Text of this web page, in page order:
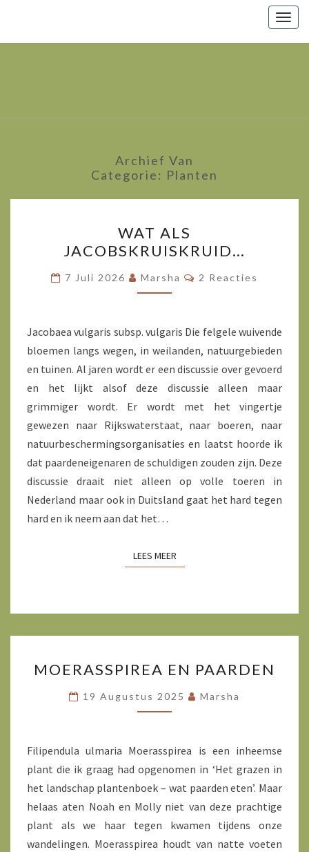
Archief Van
Categorie: Planten
ALS
JACOBSKRUISKRUID…
WAT ALS
JACOBSKRUISKRUID…
7 Juli 2026 Marsha Reacties
2 Reacties
Jacobaea vulgaris subsp. vulgaris Die felgele wuivende
bloemen langs wegen, in weilanden, natuurgebieden
en tuinen. Al jaren wordt er een discussie over gevoerd
en het lijkt alsof deze discussie alleen maar
grimmiger wordt. Er wordt met het vingertje
gewezen naar Rijkswaterstaat, naar boeren, naar
natuurbeschermingsorganisaties en laatst hoorde ik
dat paardeneigenaren de schuldigen zouden zijn. Deze
discussie draait niet alleen op volle toeren in
Nederland maar ook in Duitsland gaat het hard tegen
hard en ik neem aan dat het…
LEES MEERLEES MEER
EN
PAARDEN
MOERASSPIREA EN PAARDEN
19 Augustus 2025 Marsha
Filipendula ulmaria Moerasspirea is een inheemse
plant die ik graag had opgenomen in ‘Het grazen in
het landschap plantenboek – wat paarden eten’. Maar
helaas aten Noah en Molly niet van deze prachtige
plant als we haar tegen kwamen tijdens onze
wandelingen. Moerasspirea houdt van natte voeten